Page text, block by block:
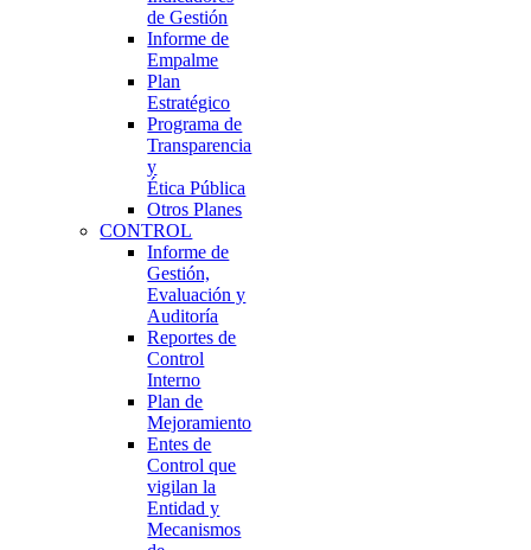
de Gestión
Informe de
Empalme
Plan
Estratégico
Programa de
Transparencia
y
Ética Pública
Otros Planes
CONTROL
Informe de
Gestión,
Evaluación y
Auditoría
Reportes de
Control
Interno
Plan de
Mejoramiento
Entes de
Control que
vigilan la
Entidad y
Mecanismos